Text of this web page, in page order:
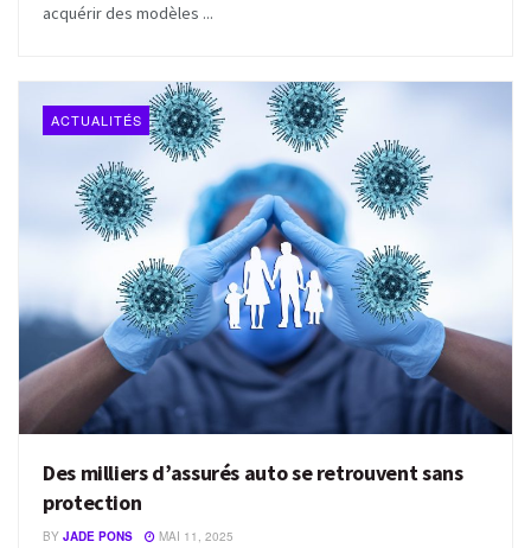
acquérir des modèles ...
ACTUALITÉS
Des milliers d’assurés auto se retrouvent sans
protection
BY JADE PONS MAI 11, 2025